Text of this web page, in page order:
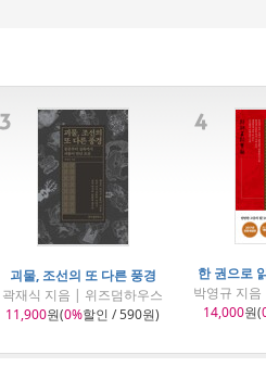
괴물, 조선의 또 다른 풍경
곽재식 지음 | 위즈덤하우스
11,900원(0%할인 / 590원)
한 권으로
박영규 지
14,000원(